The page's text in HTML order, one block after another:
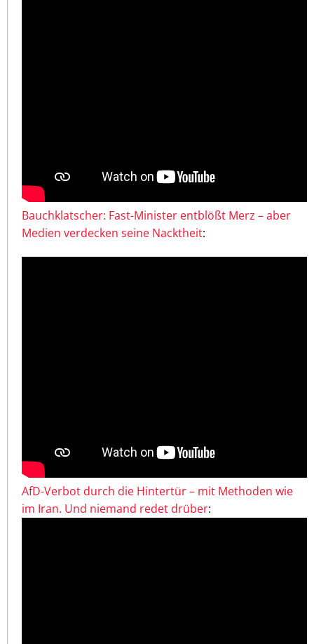
Bauchklatscher: Fast-Minister entblößt Merz – aber
Medien verdecken seine Nacktheit:
AfD-Verbot durch die Hintertür – mit Methoden wie
im Iran. Und niemand redet drüber: